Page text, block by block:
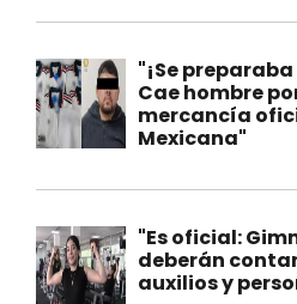
"¡Se
Cae hombre
mercancía
Mexicana"
"Es oficial:
deberán
auxilios y